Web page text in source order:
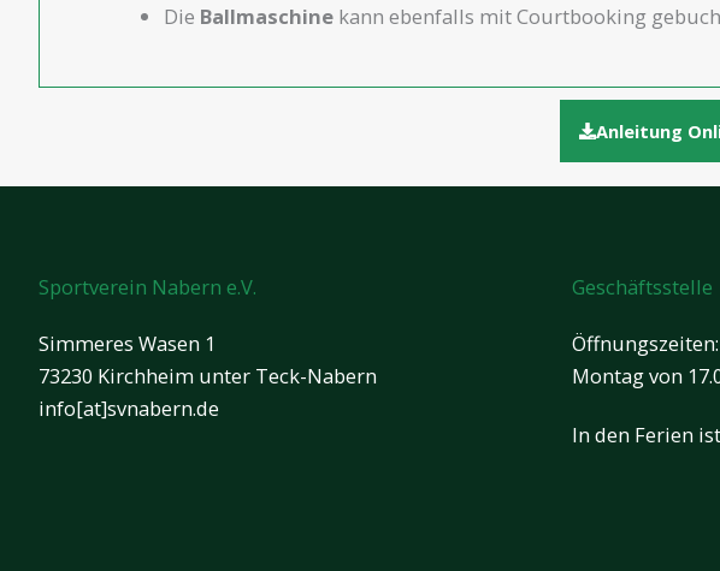
Die Ballmaschinekann ebenfalls mit Courtbooking
Anleitung
Sportverein Nabern e.V.
Simmeres Wasen 1
73230 Kirchheim unter Teck-Nabern
info[at]svnabern.de
Geschäftsstelle
Öffnungszeiten:
Montag von
In den Ferien